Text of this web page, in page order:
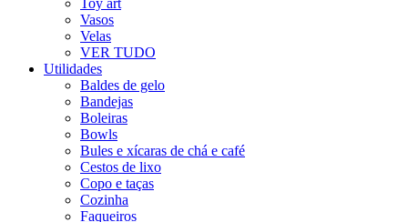
Toy art
Vasos
Velas
VER TUDO
Utilidades
Baldes de gelo
Bandejas
Boleiras
Bowls
Bules e xícaras de chá e café
Cestos de lixo
Copo e taças
Cozinha
Faqueiros